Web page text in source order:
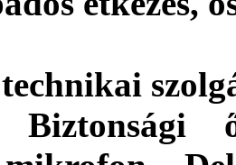
Biztonsági